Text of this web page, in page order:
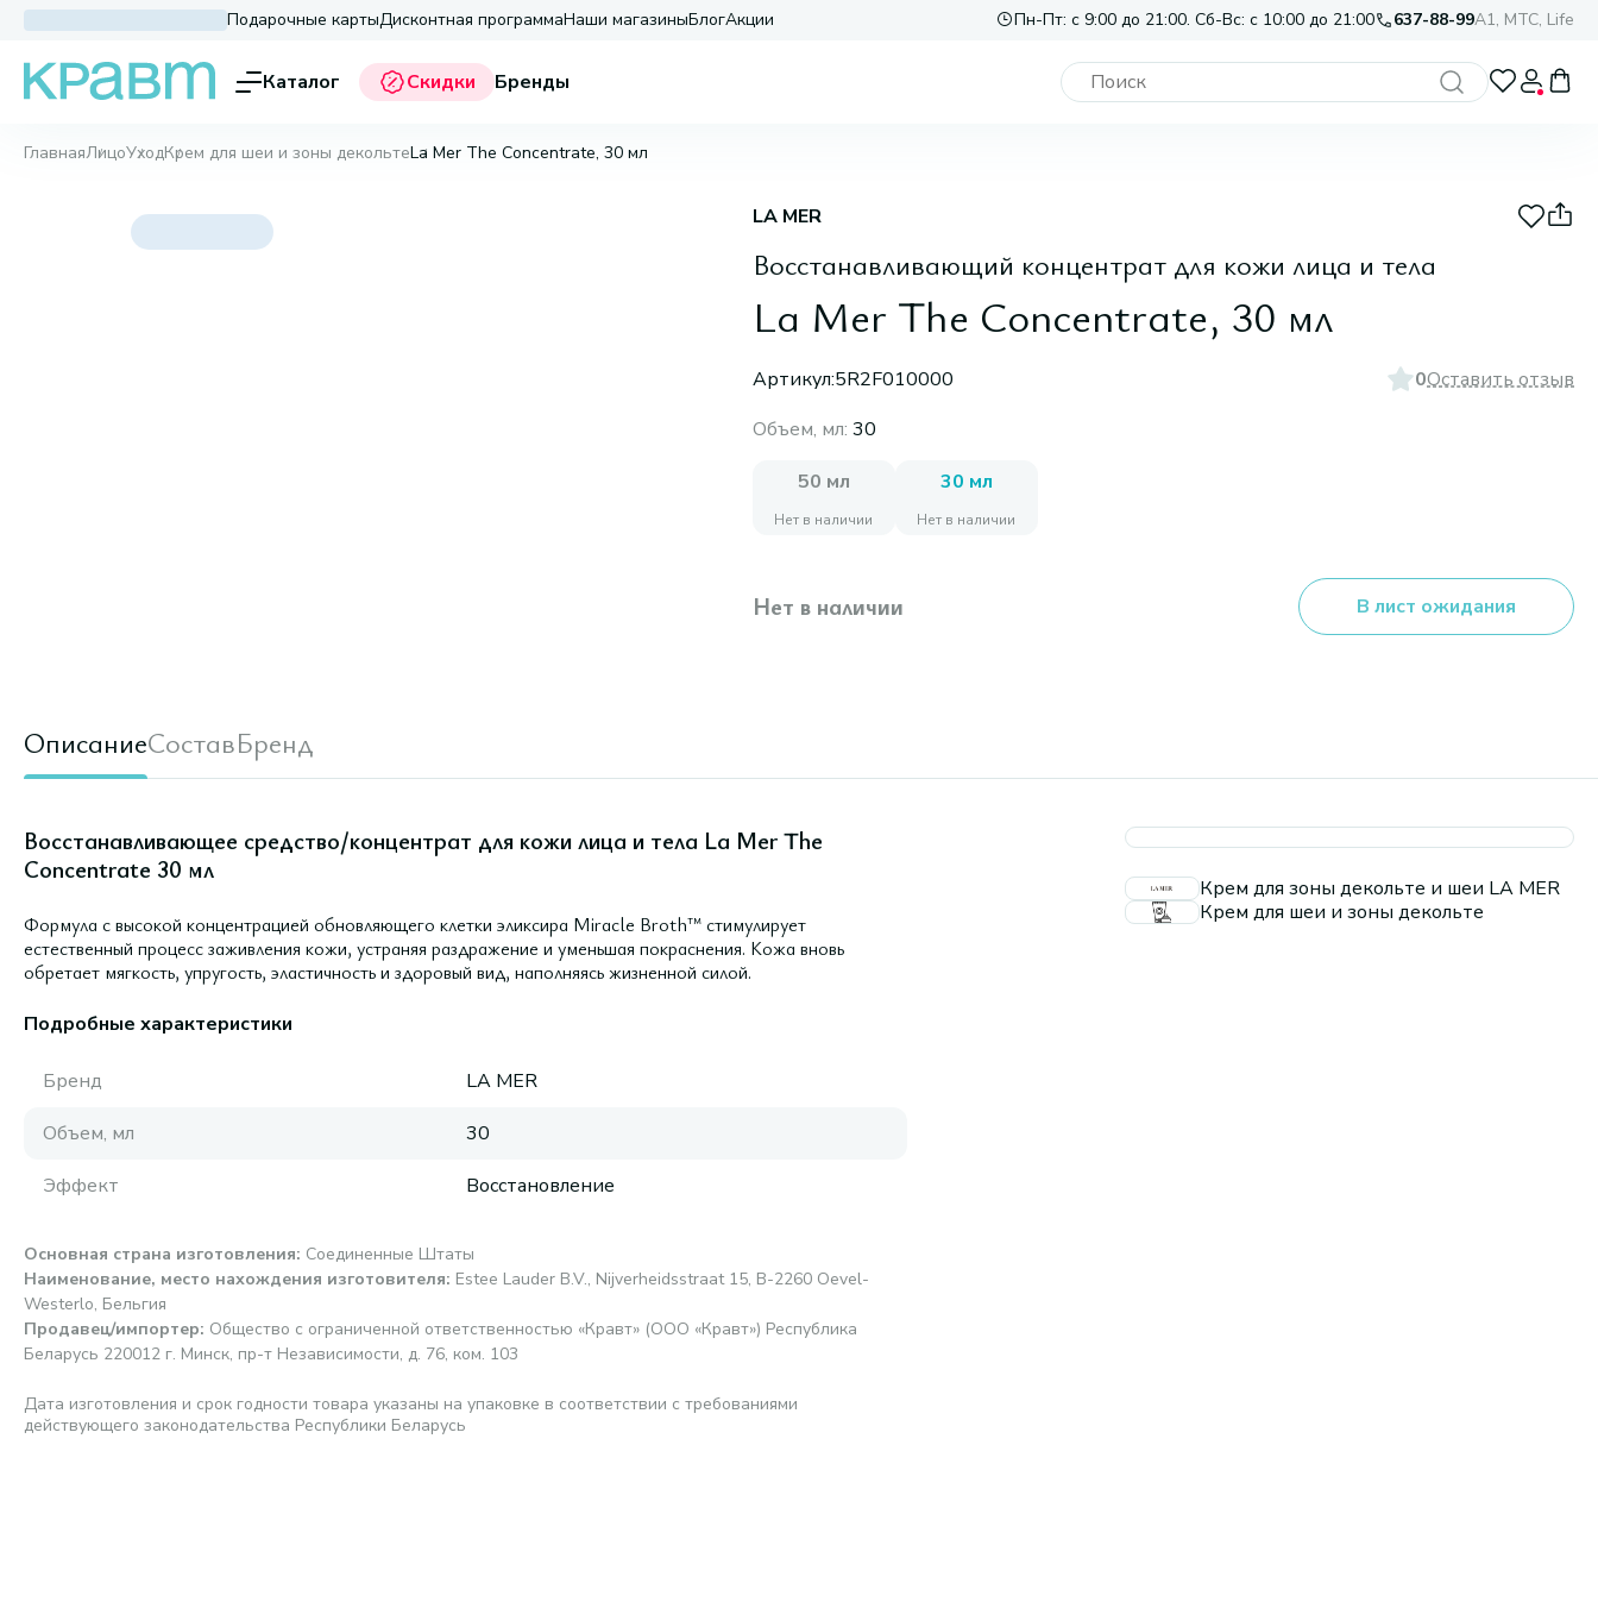
Подарочные картыДисконтная программаНаши магазиныБлогАкции Пн-Пт: с 9:00 до 21:00. Сб-Вс: с 10:00 до 21:00 637-88-99A1, МТС, Life
Каталог Скидки Бренды
ГлавнаяЛицоУходКрем для шеи и зоны декольтеLa Mer The Concentrate, 30 мл
LA MER
Восстанавливающий концентрат для кожи лица и тела
La Mer The Concentrate, 30 мл
Артикул:5R2F010000 0Оставить отзыв
Объем, мл: 30
50 мл
Нет в наличии
30 мл
Нет в наличии
Нет в наличии В лист ожидания
ОписаниеСоставБренд
Восстанавливающее средство/концентрат для кожи лица и тела La Mer The
Concentrate 30 мл
Формула c высокой концентрацией обновляющего клетки эликсира Miracle Broth™ стимулирует
естественный процесс заживления кожи, устраняя раздражение и уменьшая покраснения. Кожа вновь
обретает мягкость, упругость, эластичность и здоровый вид, наполняясь жизненной силой.
Подробные характеристики
Бренд
LA MER
Объем, мл
30
Эффект
Восстановление
Основная страна изготовления: Соединенные Штаты
Наименование, место нахождения изготовителя: Estee Lauder B.V., Nijverheidsstraat 15, B-2260 Oevel-
Westerlo, Бельгия
Продавец/импортер: Общество с ограниченной ответственностью «Кравт» (ООО «Кравт») Республика
Беларусь 220012 г. Минск, пр-т Независимости, д. 76, ком. 103
Дата изготовления и срок годности товара указаны на упаковке в соответствии с требованиями
действующего законодательства Республики Беларусь
Крем для зоны декольте и шеи LA MER
Крем для шеи и зоны декольте